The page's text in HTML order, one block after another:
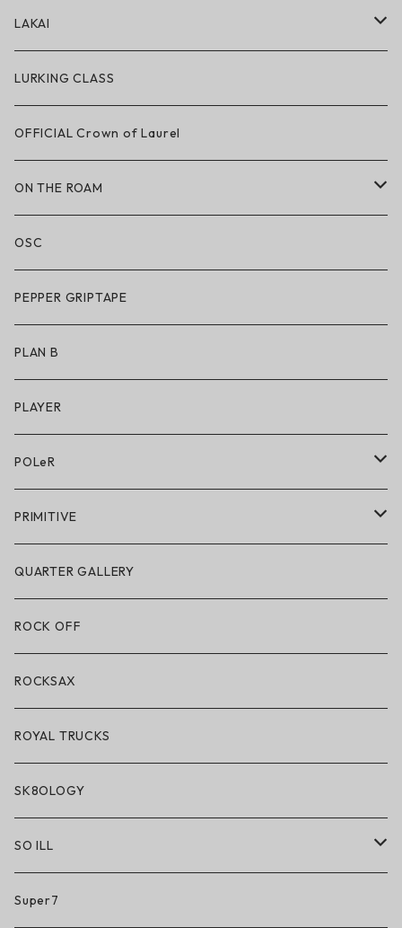
アパレル
ハードグッズ
LAKAI
LAKAI × POLeR
LAKAI × CHOCOLATE
LAKAI × RIPNDIP
シューズ
アパレル
アクセサリー
キッズシューズ
LURKING CLASS
OFFICIAL Crown of Laurel
ON THE ROAM
アパレル
サングラス
アンダーウェア
シューズ
アクセサリー・小物
OSC
PEPPER GRIPTAPE
PLAN B
PLAYER
POLeR
POLeR × GRIZZLY
POLeR × LAKAI
アパレル
アクセサリー・小物
PRIMITIVE
アパレル
ハードグッズ
QUARTER GALLERY
ROCK OFF
ROCKSAX
ROYAL TRUCKS
SK8OLOGY
SO ILL
So iLL
Super7